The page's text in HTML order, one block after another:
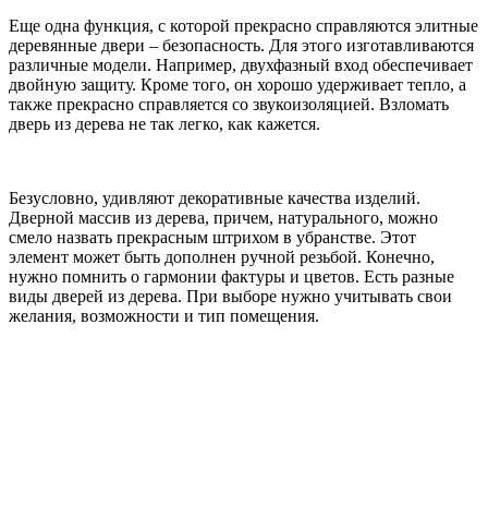
Еще одна функция, с которой прекрасно справляются элитные
деревянные двери – безопасность. Для этого изготавливаются
различные модели. Например, двухфазный вход обеспечивает
двойную защиту. Кроме того, он хорошо удерживает тепло, а
также прекрасно справляется со звукоизоляцией. Взломать
дверь из дерева не так легко, как кажется.
Безусловно, удивляют декоративные качества изделий.
Дверной массив из дерева, причем, натурального, можно
смело назвать прекрасным штрихом в убранстве. Этот
элемент может быть дополнен ручной резьбой. Конечно,
нужно помнить о гармонии фактуры и цветов. Есть разные
виды дверей из дерева. При выборе нужно учитывать свои
желания, возможности и тип помещения.